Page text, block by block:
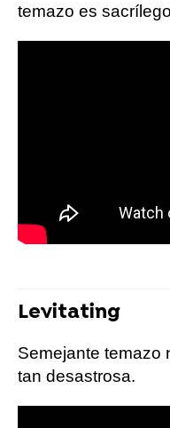
temazo es
Levitating
Semejante temazo
tan desastrosa.